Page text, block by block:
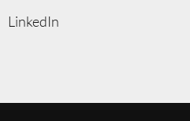
LinkedIn